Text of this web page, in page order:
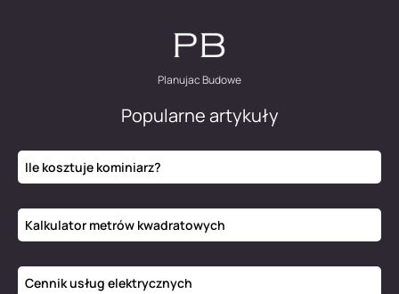
Planujac Budowe
Popularne artykuły
Ile kosztuje kominiarz?
Kalkulator metrów kwadratowych
Cennik usług elektrycznych